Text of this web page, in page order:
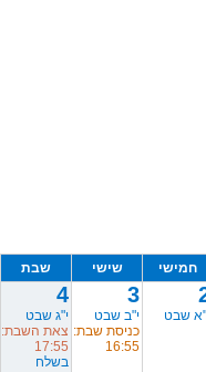
חמישי שישי שבת
שבט
3
י"ב שבט
כניסת שבת:
16:55
4
י"ג שבט
צאת השבת:
17:55
בשלח